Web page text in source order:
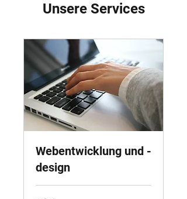
Unsere Services
Webentwicklung und -
design